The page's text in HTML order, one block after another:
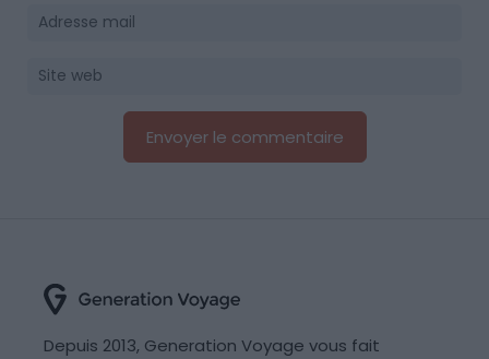
Depuis 2013, Generation Voyage vous fait